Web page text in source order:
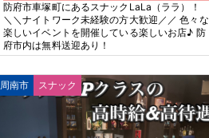
防府市車塚町にあるスナックLaLa（ララ）！
＼＼ナイトワーク未経験の方大歓迎／／ 色々な
楽しいイベントを開催している楽しいお店♪ 防
府市内は無料送迎あり！
周南市 スナック